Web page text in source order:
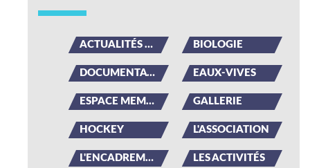
ACTUALITÉS DU CLUB BIOLOGIE
DOCUMENTATION EAUX-VIVES
ESPACE MEMBRE GALLERIE
HOCKEY L'ASSOCIATION
L'ENCADREMENT LES ACTIVITÉS